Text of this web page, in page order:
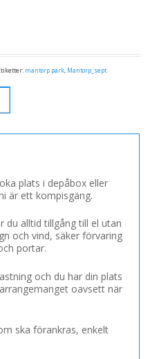
mantorp park, Mantorp_sept
plats i depåbox eller
är ett kompisgäng.
du alltid tillgång till el utan
och vind, säker förvaring
portar.
och du har din plats
oavsett när
ska förankras, enkelt